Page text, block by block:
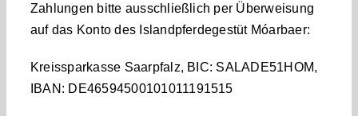
Zahlungen bitte ausschließlich per Überweisung
auf das Konto des Islandpferdegestüt Móarbaer:
Kreissparkasse Saarpfalz, BIC: SALADE51HOM,
IBAN: DE46594500101011191515